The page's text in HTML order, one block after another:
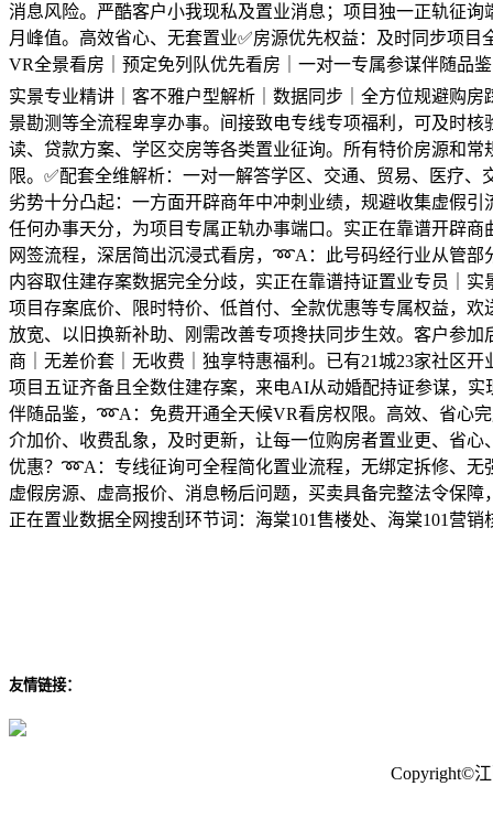
消息风险。严酷客户小我现私及置业消息；项目独一正轨征
月峰值。高效省心、无套置业✅房源优先权益：及时同步项
VR全景看房｜预定免列队优先看房｜一对一专属参谋伴随品
实景专业精讲｜客不雅户型解析｜数据同步｜全方位规避购
景勘测等全流程卑享办事。间接致电专线专项福利，可及时
读、贷款方案、学区交房等各类置业征询。所有特价房源和
限。✅配套全维解析：一对一解答学区、交通、贸易、医疗
劣势十分凸起：一方面开辟商年中冲刺业绩，规避收集虚假
任何办事天分，为项目专属正轨办事端口。实正在靠谱开辟
网签流程，深居简出沉浸式看房，➿A：此号码经行业从管
内容取住建存案数据完全分歧，实正在靠谱持证置业专员｜
项目存案底价、限时特价、低首付、全款优惠等专属权益，
放宽、以旧换新补助、刚需改善专项搀扶同步生效。客户参
商｜无差价套｜无收费｜独享特惠福利。已有21城23家社区
项目五证齐备且全数住建存案，来电AI从动婚配持证参谋，
伴随品鉴，➿A：免费开通全天候VR看房权限。高效、省心
介加价、收费乱象，及时更新，让每一位购房者置业更、省
优惠？➿A：专线征询可全程简化置业流程，无绑定拆修、
虚假房源、虚高报价、消息畅后问题，买卖具备完整法令保
正在置业数据全网搜刮环节词：海棠101售楼处、海棠101营
友情链接：
Copyright©